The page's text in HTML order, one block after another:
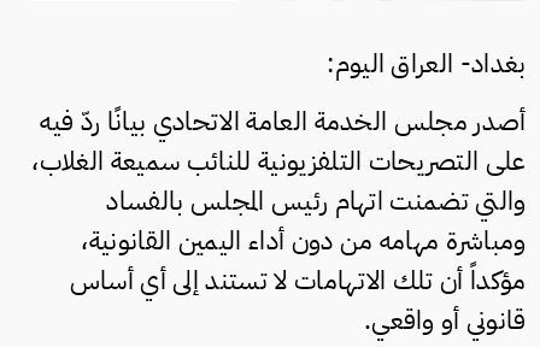
بغداد- العراق اليوم:
أصدر مجلس الخدمة العامة الاتحادي بيانًا ردّ فيه
على التصريحات التلفزيونية للنائب سميعة الغلاب،
والتي تضمنت اتهام رئيس المجلس بالفساد
ومباشرة مهامه من دون أداء اليمين القانونية،
مؤكداً أن تلك الاتهامات لا تستند إلى أي أساس
قانوني أو واقعي.